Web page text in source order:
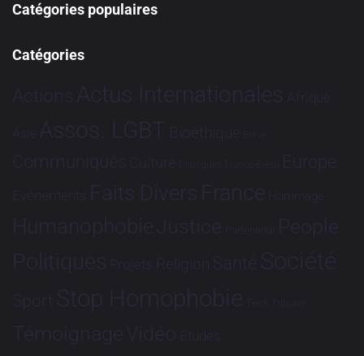
Catégories populaires
Catégories
Actions Actus Internationales Afrique
Asie Assos. LGBT Bioéthique Brève
Communiqués Culture Dialogues France-Brésil Europe
Evénements Faits Divers France Hommage
HumanophobieJustice Partenariat People
Politiques Projets Religion Santé Société
Sport Stop Homophobie Tech Tribune
TémoignageVidéo Études